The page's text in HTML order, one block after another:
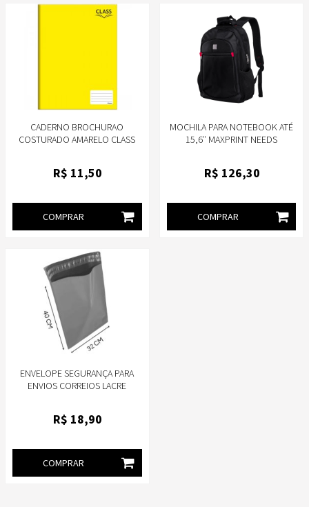
CADERNO BROCHURAO
COSTURADO AMARELO CLASS
R$ 11,50
COMPRAR
MOCHILA PARA NOTEBOOK ATÉ
15,6″ MAXPRINT NEEDS
R$ 126,30
COMPRAR
ENVELOPE SEGURANÇA PARA
ENVIOS CORREIOS LACRE
R$ 18,90
COMPRAR